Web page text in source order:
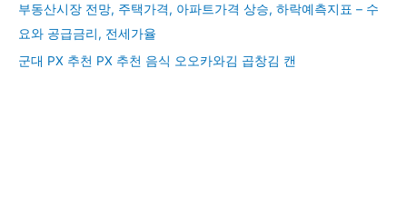
부동산시장 전망, 주택가격, 아파트가격 상승, 하락예측지표 – 수
요와 공급금리, 전세가율
군대 PX 추천 PX 추천 음식 오오카와김 곱창김 캔